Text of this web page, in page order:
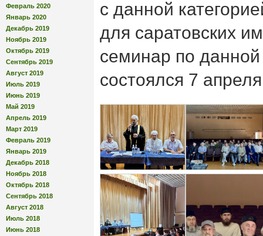
Февраль 2020
Январь 2020
Декабрь 2019
Ноябрь 2019
Октябрь 2019
Сентябрь 2019
Август 2019
Июль 2019
Июнь 2019
Май 2019
Апрель 2019
Март 2019
Февраль 2019
Январь 2019
Декабрь 2018
Ноябрь 2018
Октябрь 2018
Сентябрь 2018
Август 2018
Июль 2018
Июнь 2018
с данной
для саратовских
семинар по
состоялся 7